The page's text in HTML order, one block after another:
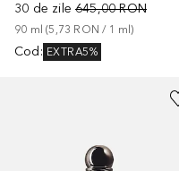
30 de zile 645,00 RON
90 ml (5,73 RON / 1 ml)
Cod : EXTRA5%